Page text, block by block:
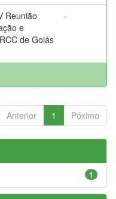
Reunião
e
de Goiás
-
Anterior 1 Póximo
1